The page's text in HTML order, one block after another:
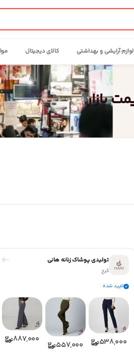
لوازم آرایشی و بهداشتی کالای دیجیتال
تولیدی پوشاک زنانه هانی
کرج
تایید شده
538,000
557,000
887,000